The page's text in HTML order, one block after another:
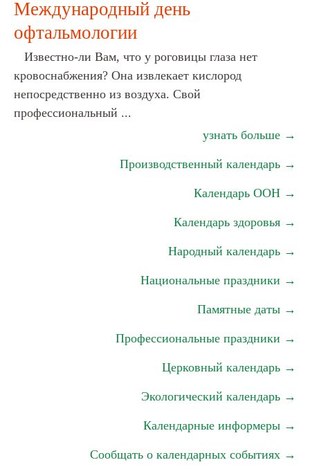
Международный день
офтальмологии
Известно-ли Вам, что у роговицы глаза нет
кровоснабжения? Она извлекает кислород
непосредственно из воздуха. Свой
профессиональный ...
узнать больше →
Производственный календарь →
Календарь ООН →
Календарь здоровья →
Народный календарь →
Национальные праздники →
Памятные даты →
Профессиональные праздники →
Церковный календарь →
Экологический календарь →
Календарные информеры →
Сообщать о календарных событиях →